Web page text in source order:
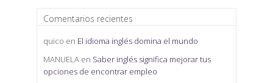
Comentarios recientes
quico en El idioma inglés domina el mundo
MANUELA en Saber inglés significa mejorar tus
opciones de encontrar empleo